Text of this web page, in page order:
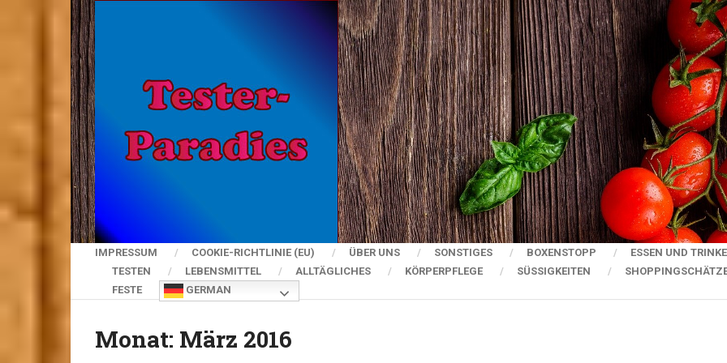
IMPRESSUM COOKIE-RICHTLINIE (EU) ÜBER UNS SONSTIGES BOXENSTOPP
ESSEN UND
TESTEN
LEBENSMITTEL ALLTÄGLICHES KÖRPERPFLEGE SÜSSIGKEITEN
FESTE
GERMAN
Monat: März 2016